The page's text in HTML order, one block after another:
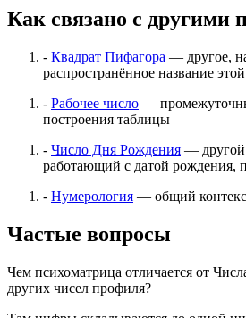
Как связано с другими
- Квадрат Пифагора — другое,
распространённое название
- Рабочее число —
построения таблицы
- Число Дня Рождения — другой
работающий с датой рождения,
- Нумерология — общий
Частые вопросы
Чем психоматрица отличается от
других чисел профиля?